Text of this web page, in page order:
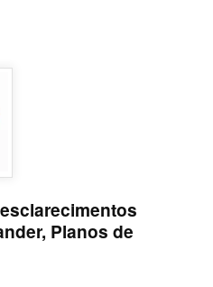
Planos de